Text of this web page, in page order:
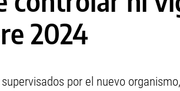
2024
por el nuevo